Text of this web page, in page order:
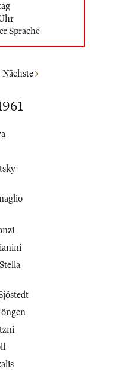
Sprache
Nächste